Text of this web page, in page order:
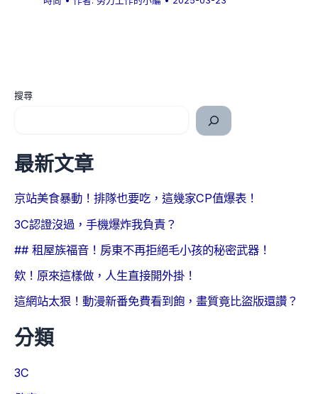
搜尋
最新文章
京站美食暴動！排隊也要吃，這幾家CP值爆表！
3C認證沒過，手機爆炸我負責？
## 租屋族福音！房東不再拒絕毛小孩的秘密武器！
欸！原來這樣做，人生直接開外掛！
這網站太狠！動漫新番免費看到飽，畫質竟比盜版還讚？
分類
3C